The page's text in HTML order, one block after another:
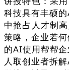
科技具有丰硕
中抢占人才制
策略，企业若
的AI使用帮帮
人取创业者拆